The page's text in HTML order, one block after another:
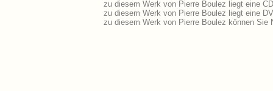
zu diesem Werk von Pierre Boulez liegt eine
zu diesem Werk von Pierre Boulez liegt eine
zu diesem Werk von Pierre Boulez können Sie